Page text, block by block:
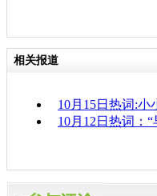
相关报道
10月15日热词:小
10月12日热词：